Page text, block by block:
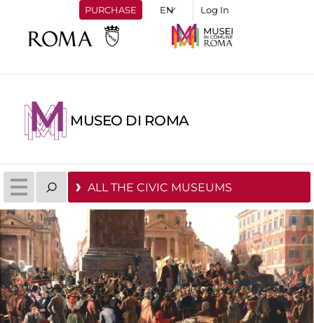
PURCHASE Log In
MUSEO DI ROMA
ALL THE CIVIC MUSEUMS